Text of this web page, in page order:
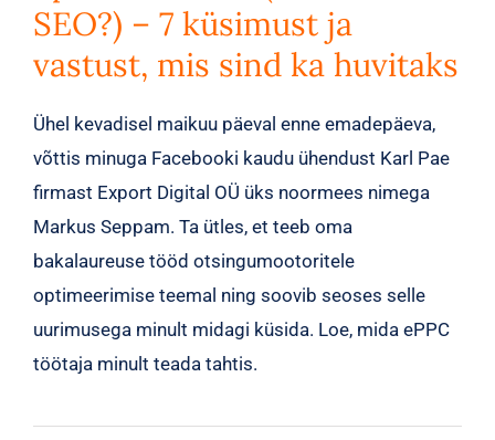
SEO?) – 7 küsimust ja
vastust, mis sind ka huvitaks
Ühel kevadisel maikuu päeval enne emadepäeva,
võttis minuga Facebooki kaudu ühendust Karl Pae
firmast Export Digital OÜ üks noormees nimega
Markus Seppam. Ta ütles, et teeb oma
bakalaureuse tööd otsingumootoritele
optimeerimise teemal ning soovib seoses selle
uurimusega minult midagi küsida. Loe, mida ePPC
töötaja minult teada tahtis.